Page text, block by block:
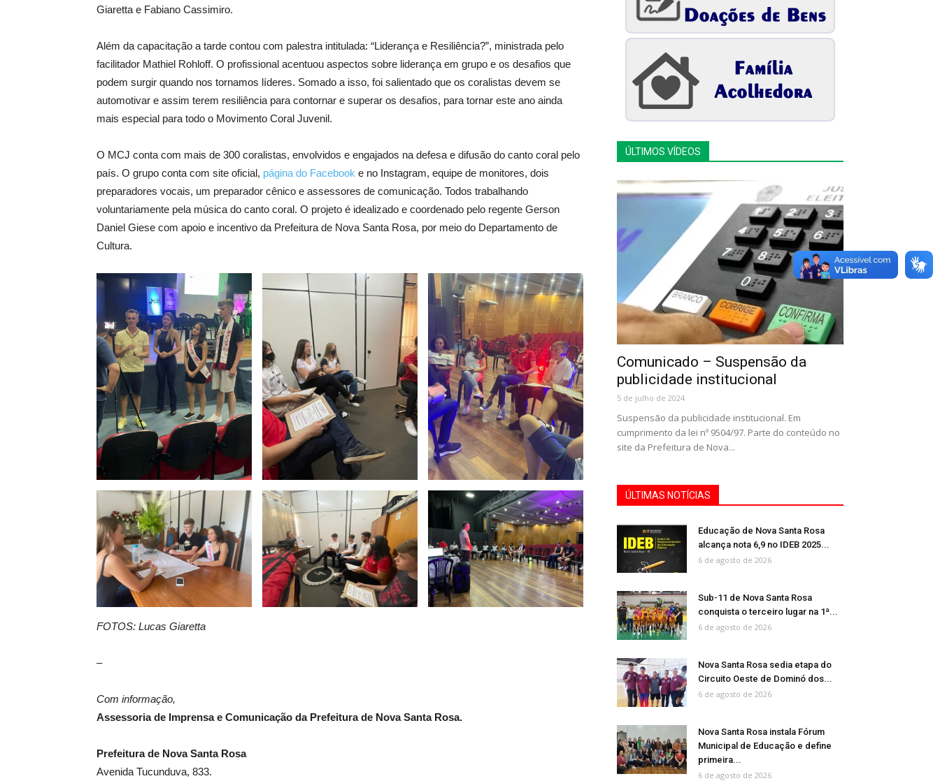
Giaretta e Fabiano Cassimiro.
Além da capacitação a tarde contou com palestra intitulada: “Liderança e Resiliência?”, ministrada pelo
facilitador Mathiel Rohloff. O profissional acentuou aspectos sobre liderança em grupo e os desafios que
podem surgir quando nos tornamos líderes. Somado a isso, foi salientado que os coralistas devem se
automotivar e assim terem resiliência para contornar e superar os desafios, para tornar este ano ainda
mais especial para todo o Movimento Coral Juvenil.
O MCJ conta com mais de 300 coralistas, envolvidos e engajados na defesa e difusão do canto coral pelo
país. O grupo conta com site oficial, página do Facebook e no Instagram, equipe de monitores, dois
preparadores vocais, um preparador cênico e assessores de comunicação. Todos trabalhando
voluntariamente pela música do canto coral. O projeto é idealizado e coordenado pelo regente Gerson
Daniel Giese com apoio e incentivo da Prefeitura de Nova Santa Rosa, por meio do Departamento de
Cultura.
FOTOS: Lucas Giaretta
–
Com informação,
Assessoria de Imprensa e Comunicação da Prefeitura de Nova Santa Rosa.
Prefeitura de Nova Santa Rosa
Avenida Tucunduva, 833.
ÚLTIMOS VÍDEOS
Comunicado – Suspensão da
publicidade institucional
5 de julho de 2024
Suspensão da publicidade institucional. Em
cumprimento da lei nº 9504/97. Parte do conteúdo no
site da Prefeitura de Nova...
ÚLTIMAS NOTÍCIAS
Educação de Nova Santa Rosa
alcança nota 6,9 no IDEB 2025...
6 de agosto de 2026
Sub-11 de Nova Santa Rosa
conquista o terceiro lugar na 1ª...
6 de agosto de 2026
Nova Santa Rosa sedia etapa do
Circuito Oeste de Dominó dos...
6 de agosto de 2026
Nova Santa Rosa instala Fórum
Municipal de Educação e define
primeira...
6 de agosto de 2026